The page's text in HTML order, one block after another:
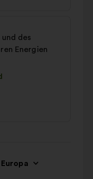
des
Energien